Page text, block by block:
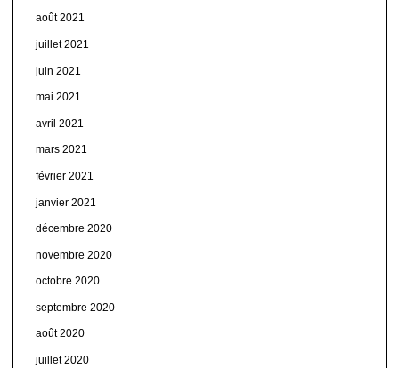
août 2021
juillet 2021
juin 2021
mai 2021
avril 2021
mars 2021
février 2021
janvier 2021
décembre 2020
novembre 2020
octobre 2020
septembre 2020
août 2020
juillet 2020